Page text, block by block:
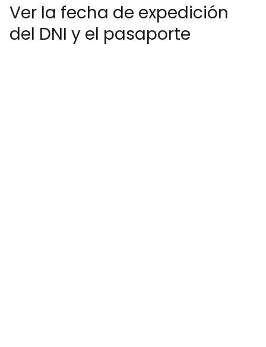
Ver la fecha de expedición
del DNI y el pasaporte